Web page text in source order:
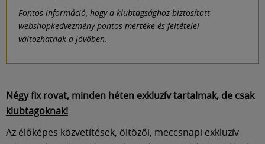
Fontos információ, hogy a klubtagsághoz biztosított
webshopkedvezmény pontos mértéke és feltételei
változhatnak a jövőben.
Négy fix rovat, minden héten exkluzív tartalmak, de csak
klubtagoknak!
Az élőképes közvetítések, öltözői, meccsnapi exkluzív